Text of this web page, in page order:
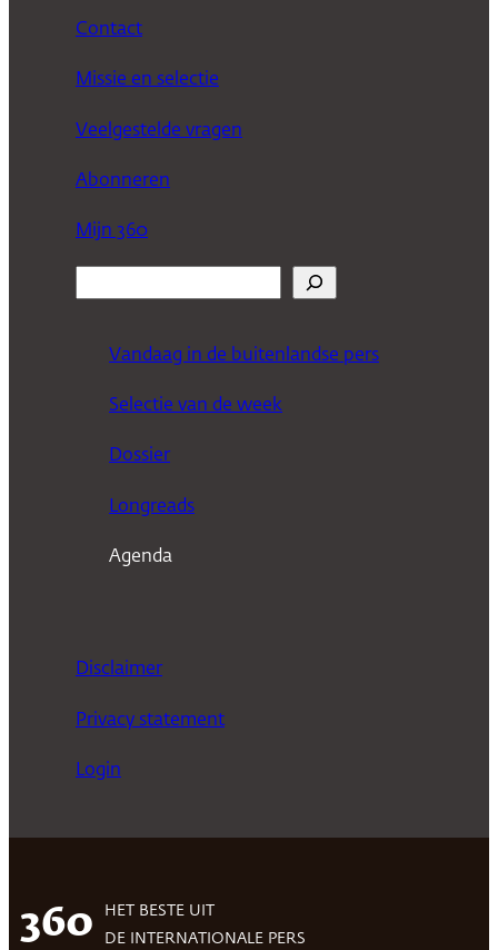
Contact
Missie en selectie
Veelgestelde vragen
Abonneren
Mijn 360
Vandaag in de buitenlandse pers
Selectie van de week
Dossier
Longreads
Agenda
Disclaimer
Privacy statement
Login
360
HET BESTE UIT
DE INTERNATIONALE PERS